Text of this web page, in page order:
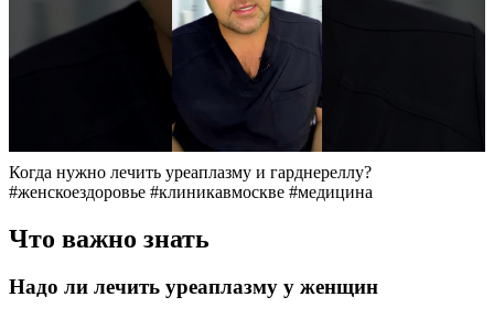
Когда нужно лечить уреаплазму и гарднереллу?
#женскоездоровье #клиникавмоскве #медицина
Что важно знать
Надо ли лечить уреаплазму у женщин